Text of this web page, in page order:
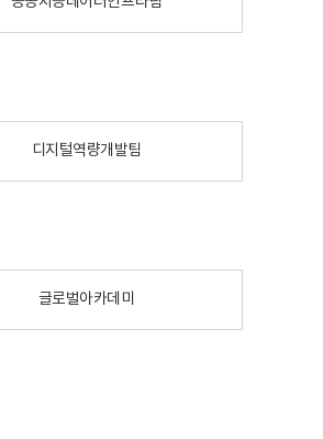
디지털역량개발팀
글로벌아카데미